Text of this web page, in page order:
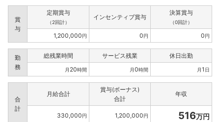
賞
与
定期賞与
（2回計）
インセンティブ賞与
決算賞与
（0回計）
1,200,000円 0円 0円
勤
務
総残業時間 サービス残業 休日出勤
月 20時間 月0時間 月1 日
合
計
月給合計
賞与(ボーナス)
合計
年収
330,000円 1,200,000円 516万円